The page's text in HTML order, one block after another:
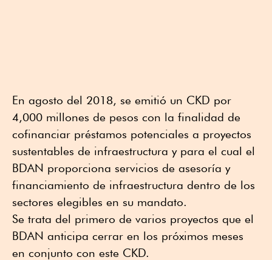
En agosto del 2018, se emitió un CKD por
4,000 millones de pesos con la finalidad de
cofinanciar préstamos potenciales a proyectos
sustentables de infraestructura y para el cual el
BDAN proporciona servicios de asesoría y
financiamiento de infraestructura dentro de los
sectores elegibles en su mandato.
Se trata del primero de varios proyectos que el
BDAN anticipa cerrar en los próximos meses
en conjunto con este CKD.